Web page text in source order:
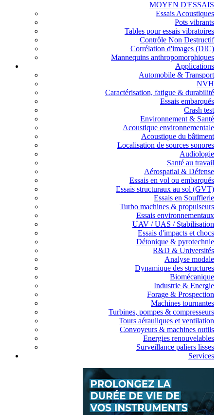
MOYEN D'ESSAIS
Essais Acoustiques
Pots vibrants
Tables pour essais vibratoires
Contrôle Non Destructif
Corrélation d'images (DIC)
Mannequins anthropomorphiques
Applications
Automobile & Transport
NVH
Caractérisation, fatigue & durabilité
Essais embarqués
Crash test
Environnement & Santé
Acoustique environnementale
Acoustique du bâtiment
Localisation de sources sonores
Audiologie
Santé au travail
Aérospatial & Défense
Essais en vol ou embarqués
Essais structuraux au sol (GVT)
Essais en Soufflerie
Turbo machines & propulseurs
Essais environnementaux
UAV / UAS / Stabilisation
Essais d'impacts et chocs
Détonique & pyrotechnie
R&D & Universités
Analyse modale
Dynamique des structures
Biomécanique
Industrie & Energie
Forage & Prospection
Machines tournantes
Turbines, pompes & compresseurs
Tours aérauliques et ventilation
Convoyeurs & machines outils
Energies renouvelables
Surveillance paliers lisses
Services